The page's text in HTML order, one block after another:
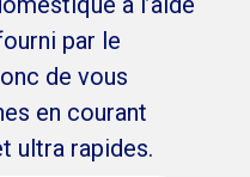
par le
de vous
en courant
ultra rapides.